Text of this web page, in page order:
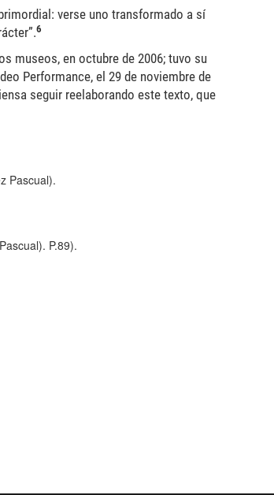
verse uno transformado a sí
6
museos, en octubre de 2006; tuvo su
Performance, el 29 de noviembre de
seguir reelaborando este texto, que
Pascual).
P.89).